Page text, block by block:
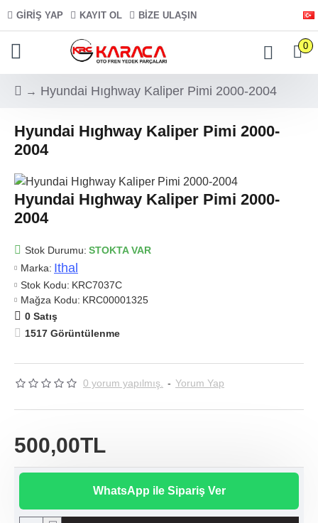
GIRIŞ YAP KAYIT OL BIZE ULAŞIN
0
Hyundai Hıghway Kaliper Pimi 2000-2004
Hyundai Hıghway Kaliper Pimi 2000-
2004
Hyundai Hıghway Kaliper Pimi 2000-
2004
Stok Durumu: STOKTA VAR
Marka: Ithal
Stok Kodu: KRC7037C
Mağza Kodu: KRC00001325
0 Satış
1517 Görüntülenme
0 yorum yapılmış. - Yorum Yap
500,00TL
WhatsApp ile Sipariş Ver